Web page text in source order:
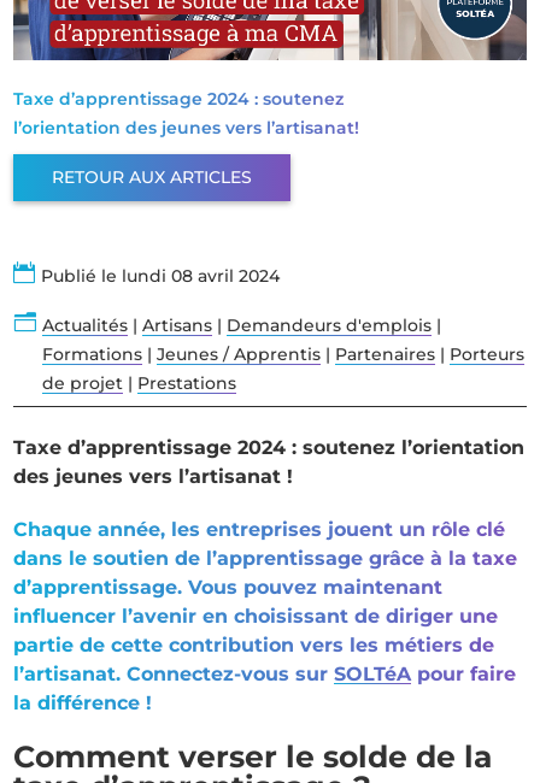
Taxe d’apprentissage 2024 : soutenez
l’orientation des jeunes vers l’artisanat!
RETOUR AUX ARTICLES
 Publié le lundi 08 avril 2024
n Actualités| Artisans| Demandeurs d'emplois|
Formations| Jeunes / Apprentis| Partenaires| Porteurs
de projet| Prestations
Taxe d’apprentissage 2024 : soutenez l’orientation
des jeunes vers l’artisanat !
Chaque année, les entreprises jouent un rôle clé
dans le soutien de l’apprentissage grâce à la taxe
d’apprentissage. Vous pouvez maintenant
influencer l’avenir en choisissant de diriger une
partie de cette contribution vers les métiers de
l’artisanat. Connectez-vous surSOLTéApour faire
la différence !
Comment verser le solde de la